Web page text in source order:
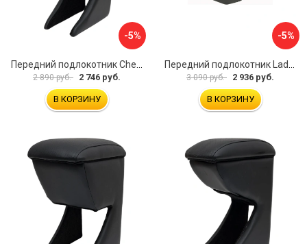
-5%
2 890 руб. 2 746 руб.
В КОРЗИНУ
-5%
3 090 руб. 2 936 руб.
В КОРЗИНУ